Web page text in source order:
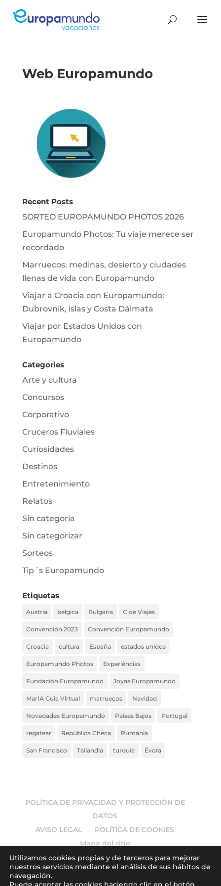
Web Europamundo
Recent Posts
SORTEO EUROPAMUNDO PHOTOS 2026
Europamundo Photos: Tu viaje merece ser
recordado
Marruecos: medinas, desierto y ciudades
llenas de vida con Europamundo
Viajar a Croacia con Europamundo:
Dubrovnik, islas y Costa Dálmata
Viajar por Estados Unidos con
Europamundo
Categories
Arte y cultura
Concursos
Corporativo
Cruceros Fluviales
Curiosidades
Destinos
Entretenimiento
Relatos
Sin categoría
Sin categorizar
Sorteos
Tip´s Europamundo
Etiquetas
Austria belgica Bulgaria C de Viajes
Convención 2023 Convención Europamundo
Croacia cultura España estados unidos
Europamundo Photos Experiências
Fundación Europamundo Joyas Europamundo
MarIA Guia Virtual marruecos Navidad
Novedades Europamundo Países Bajos Portugal
regatear República Checa Rumanía
San Francisco Tailandia turquía Évora
POLÍTICA DE PRIVACIDAD Y PROTECCIÓN DE
DATOS
AVISO LEGAL
POLÍTICA DE COOKIES
Mapa del sitio
Utilizamos cookies propias y de terceros para mejorar
nuestros servicios mediante el análisis de sus hábitos de
navegación.